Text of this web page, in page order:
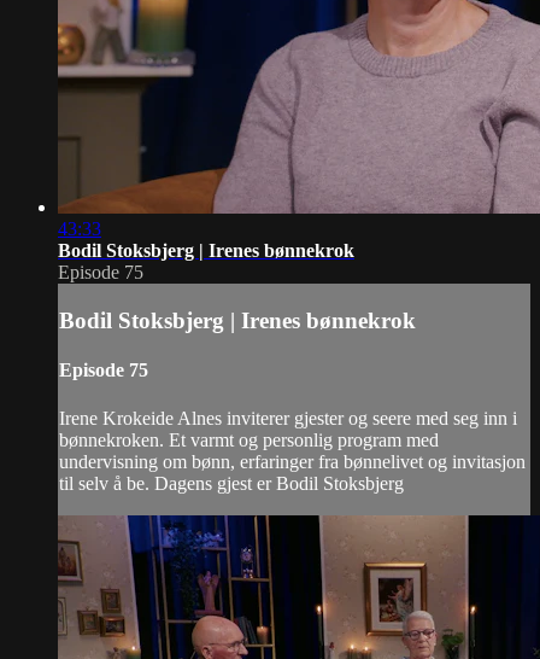
43:33
Bodil Stoksbjerg | Irenes bønnekrok
Episode 75
Bodil Stoksbjerg | Irenes bønnekrok
Episode 75
Irene Krokeide Alnes inviterer gjester og seere med seg inn i
bønnekroken. Et varmt og personlig program med
undervisning om bønn, erfaringer fra bønnelivet og invitasjon
til selv å be. Dagens gjest er Bodil Stoksbjerg